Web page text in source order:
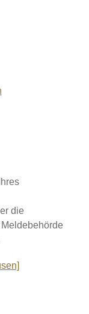
die